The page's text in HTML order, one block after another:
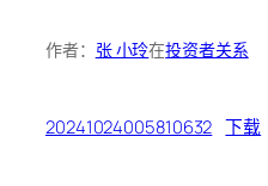
作者： 张 小玲在投资者关系
20241024005810632 下载